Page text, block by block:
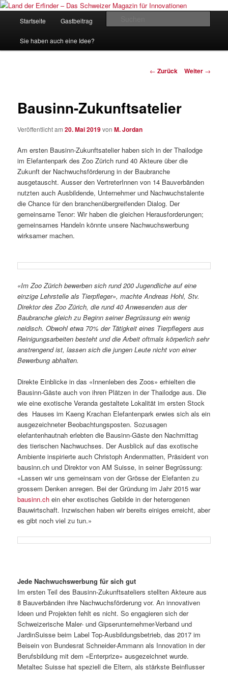
Zum
wechseln
Land der Erfinder – Das Schweizer
Startseite Gastbeitrag
Sie haben auch eine Idee?
Beitrags-
← Zurück Weiter →
Bausinn-Zukunftsatelier
Veröffentlicht am20. Mai 2019vonM. Jordan
Am ersten Bausinn-Zukunftsatelier haben sich in der Thailodge
im Elefantenpark des Zoo Zürich rund 40 Akteure über die
Zukunft der Nachwuchsförderung in der Baubranche
ausgetauscht. Ausser den VertreterInnen von 14 Bauverbänden
nutzten auch Ausbildende, Unternehmer und Nachwuchstalente
die Chance für den branchenübergreifenden Dialog. Der
gemeinsame Tenor: Wir haben die gleichen Herausforderungen;
gemeinsames Handeln könnte unsere Nachwuchswerbung
wirksamer machen.
«Im Zoo Zürich bewerben sich rund 200 Jugendliche auf eine
einzige Lehrstelle als Tierpfleger», machte Andreas Hohl, Stv.
Direktor des Zoo Zürich, die rund 40 Anwesenden aus der
Baubranche gleich zu Beginn seiner Begrüssung ein wenig
neidisch. Obwohl etwa 70% der Tätigkeit eines Tierpflegers aus
Reinigungs­arbeiten besteht und die Arbeit oftmals körperlich sehr
anstrengend ist, lassen sich die jungen Leute nicht von einer
Bewerbung abhalten.
Direkte Einblicke in das «Innenleben des Zoos» erhielten die
Bausinn-Gäste auch von ihren Plätzen in der Thailodge aus. Die
wie eine exotische Veranda gestaltete Lokalität im ersten Stock
des Hauses im Kaeng Krachan Elefantenpark erwies sich als ein
ausgezeichneter Beobachtungsposten. Sozusagen
elefantenhautnah erlebten die Bausinn-Gäste den Nachmittag
des tierischen Nachwuchses. Der Ausblick auf das exotische
Ambiente inspirierte auch Christoph Andenmatten, Präsident von
bausinn.ch und Direktor von AM Suisse, in seiner Begrüssung:
«Lassen wir uns gemeinsam von der Grösse der Elefanten zu
grossem Denken anregen. Bei der Gründung im Jahr 2015 war
bausinn.ch ein eher exotisches Gebilde in der heterogenen
Bauwirtschaft. Inzwischen haben wir bereits einiges erreicht, aber
es gibt noch viel zu tun.»
Jede Nachwuchswerbung für sich gut
Im ersten Teil des Bausinn-Zukunftsateliers stellten Akteure aus
8 Bauverbänden ihre Nachwuchsförderung vor. An innovativen
Ideen und Projekten fehlt es nicht. So engagieren sich der
Schweizerische Maler- und Gipserunternehmer-Verband und
JardinSuisse beim Label Top-Ausbildungs­betrieb, das 2017 im
Beisein von Bundesrat Schneider-Ammann als Innovation in der
Berufsbildung mit dem «Enterprize» ausgezeichnet wurde.
Metaltec Suisse hat speziell die Eltern, als stärkste Beinflusser